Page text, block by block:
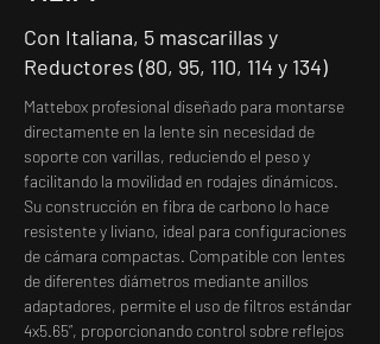
Con Italiana, 5 mascarillas y
Reductores (80, 95, 110, 114 y 134)
Mattebox profesional diseñado para montarse
directamente en la lente sin necesidad de
soporte con varillas, reduciendo el peso y
facilitando la movilidad en rodajes dinámicos.
Su construcción en fibra de carbono lo hace
resistente y liviano, ideal para configuraciones
de cámara compactas. Compatible con lentes
de diferentes diámetros mediante anillos
adaptadores, permite el uso de filtros estándar
4x5.65”, proporcionando control sobre reflejos